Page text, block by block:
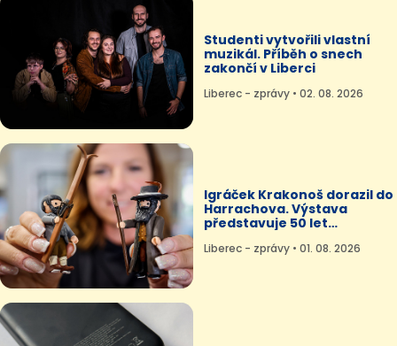
Studenti vytvořili vlastní
muzikál. Příběh o snech
zakončí v Liberci
Liberec - zprávy • 02. 08. 2026
Igráček Krakonoš dorazil do
Harrachova. Výstava
představuje 50 let
Liberec - zprávy • 01. 08. 2026